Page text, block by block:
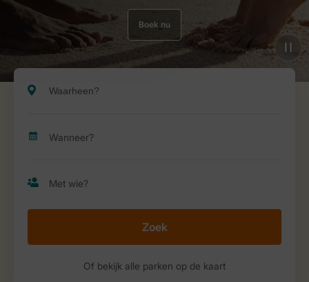
Boek nu
Zoek
Of bekijk alle parken op de kaart